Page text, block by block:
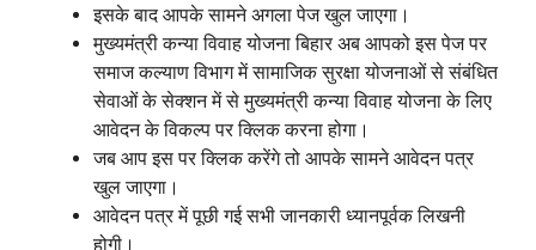
इसके बाद आपके सामने अगला पेज खुल जाएगा।
मुख्यमंत्री कन्या विवाह योजना बिहार अब आपको इस पेज पर
समाज कल्याण विभाग में सामाजिक सुरक्षा योजनाओं से संबंधित
सेवाओं के सेक्शन में से मुख्यमंत्री कन्या विवाह योजना के लिए
आवेदन के विकल्प पर क्लिक करना होगा।
जब आप इस पर क्लिक करेंगे तो आपके सामने आवेदन पत्र
खुल जाएगा।
आवेदन पत्र में पूछी गई सभी जानकारी ध्यानपूर्वक लिखनी
होगी।